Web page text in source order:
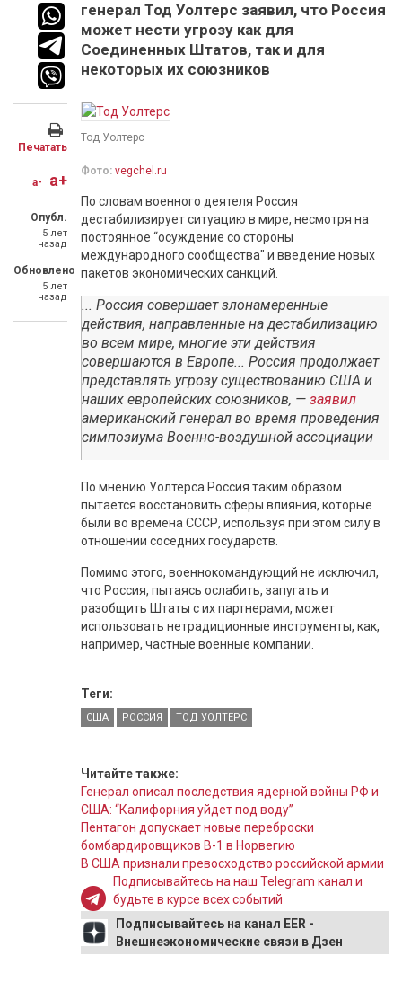
Печатать
a- a+
Опубл.
5 лет
назад
Обновлено
5 лет
назад
генерал Тод Уолтерс заявил, что Россия
может нести угрозу как для
Соединенных Штатов, так и для
некоторых их союзников
Тод Уолтерс
Фото: vegchel.ru
По словам военного деятеля Россия
дестабилизирует ситуацию в мире, несмотря на
постоянное “осуждение со стороны
международного сообщества" и введение новых
пакетов экономических санкций.
... Россия совершает злонамеренные
действия, направленные на дестабилизацию
во всем мире, многие эти действия
совершаются в Европе... Россия продолжает
представлять угрозу существованию США и
наших европейских союзников, — заявил
американский генерал во время проведения
симпозиума Военно-воздушной ассоциации
По мнению Уолтерса Россия таким образом
пытается восстановить сферы влияния, которые
были во времена СССР, используя при этом силу в
отношении соседних государств.
Помимо этого, военнокомандующий не исключил,
что Россия, пытаясь ослабить, запугать и
разобщить Штаты с их партнерами, может
использовать нетрадиционные инструменты, как,
например, частные военные компании.
Теги:
США РОССИЯ ТОД УОЛТЕРС
Читайте также:
Генерал описал последствия ядерной войны РФ и
США: “Калифорния уйдет под воду”
Пентагон допускает новые переброски
бомбардировщиков B-1 в Норвегию
В США признали превосходство российской армии
Подписывайтесь на наш Telegram канал и
будьте в курсе всех событий
Подписывайтесь на канал EER -
Внешнеэкономические связи в Дзен